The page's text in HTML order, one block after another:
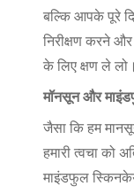
बल्कि आपके पूरे
निरीक्षण करने
के लिए क्षण ले लो।
मॉनसून और
जैसा कि हम
हमारी त्वचा को
माइंडफुल